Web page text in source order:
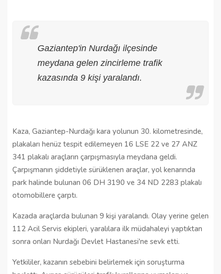
Gaziantep'in Nurdağı ilçesinde
meydana gelen zincirleme trafik
kazasında 9 kişi yaralandı.
Kaza, Gaziantep-Nurdağı kara yolunun 30. kilometresinde,
plakaları henüz tespit edilemeyen 16 LSE 22 ve 27 ANZ
341 plakalı araçların çarpışmasıyla meydana geldi.
Çarpışmanın şiddetiyle sürüklenen araçlar, yol kenarında
park halinde bulunan 06 DH 3190 ve 34 ND 2283 plakalı
otomobillere çarptı.
Kazada araçlarda bulunan 9 kişi yaralandı. Olay yerine gelen
112 Acil Servis ekipleri, yaralılara ilk müdahaleyi yaptıktan
sonra onları Nurdağı Devlet Hastanesi'ne sevk etti.
Yetkililer, kazanın sebebini belirlemek için soruşturma